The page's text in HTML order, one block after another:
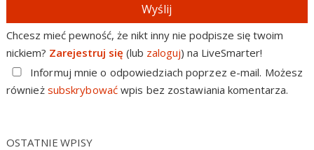
Wyślij
Chcesz mieć pewność, że nikt inny nie podpisze się twoim
nickiem? Zarejestruj się (lub zaloguj) na LiveSmarter!
Informuj mnie o odpowiedziach poprzez e-mail. Możesz
również subskrybowaćwpis bez zostawiania komentarza.
OSTATNIE WPISY